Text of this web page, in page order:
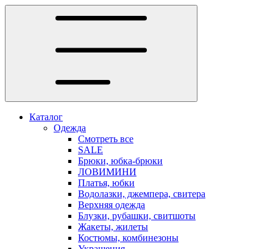
Каталог
Одежда
Смотреть все
SALE
Брюки, юбка-брюки
ЛОВИМИНИ
Платья, юбки
Водолазки, джемпера, свитера
Верхняя одежда
Блузки, рубашки, свитшоты
Жакеты, жилеты
Костюмы, комбинезоны